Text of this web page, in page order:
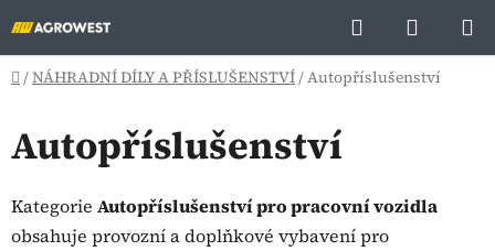
na
obsah
Hledat
KOŠÍK
Domů
/NÁHRADNÍ DÍLY A PŘÍSLUŠENSTVÍ/Autopříslušenství
Autopříslušenství
Kategorie Autopříslušenství pro pracovní vozidla
obsahuje provozní a doplňkové vybavení pro